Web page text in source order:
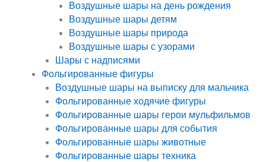
Воздушные шары на день рождения
Воздушные шары детям
Воздушные шары природа
Воздушные шары с узорами
Шары с надписями
Фольгированные фигуры
Воздушные шары на выписку для мальчика
Фольгированные ходячие фигуры
Фольгированные шары герои мульфильмов
Фольгированные шары для события
Фольгированные шары животные
Фольгированные шары техника